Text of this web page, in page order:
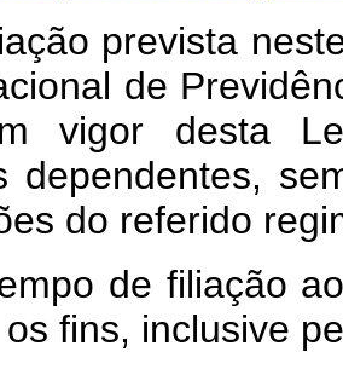
prevista
de
vigor desta
dependentes,
do referido
de filiação
fins, inclusive